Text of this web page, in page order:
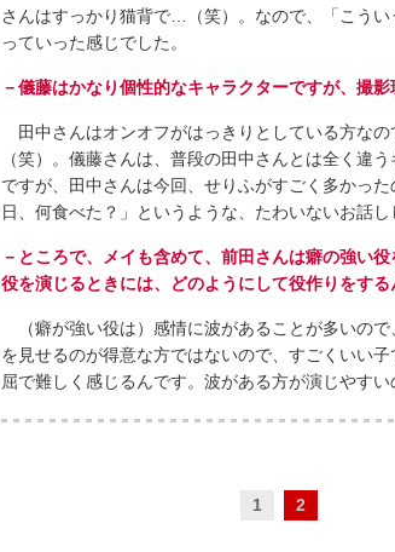
さんはすっかり猫背で…（笑）。なので、「こう
っていった感じでした。
－儀藤はかなり個性的なキャラクターですが、撮
田中さんはオンオフがはっきりとしている方な
（笑）。儀藤さんは、普段の田中さんとは全く違
ですが、田中さんは今回、せりふがすごく多かっ
日、何食べた？」というような、たわいないお話し
－ところで、メイも含めて、前田さんは癖の強い
役を演じるときには、どのようにして役作りをする
（癖が強い役は）感情に波があることが多いの
を見せるのが得意な方ではないので、すごくいい
屈で難しく感じるんです。波がある方が演じやすい
1 2